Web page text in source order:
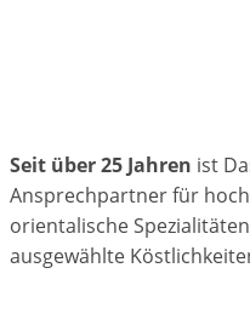
Seit über 25 Jahren ist
Ansprechpartner für
orientalische
ausgewählte